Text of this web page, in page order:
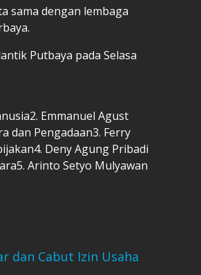
sama dengan lembaga
Putbaya pada Selasa
Emmanuel Agust
dan Pengadaan3. Ferry
Deny Agung Pribadi
Arinto Setyo Mulyawan
dan Cabut Izin Usaha